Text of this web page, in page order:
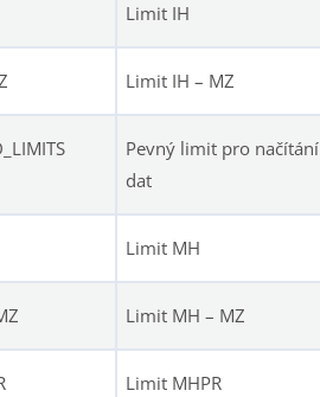
Limit IH
Limit IH – MZ
Pevný limit pro načítání
dat
Limit MH
Limit MH – MZ
Limit MHPR